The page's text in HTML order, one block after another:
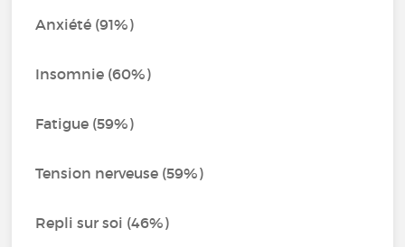
Anxiété (91%)
Insomnie (60%)
Fatigue (59%)
Tension nerveuse (59%)
Repli sur soi (46%)